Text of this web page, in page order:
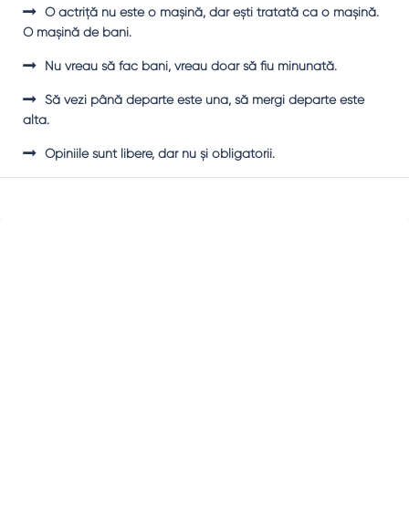
O actriţă nu este o maşină, dar eşti tratată ca o maşină.
O maşină de bani.
Nu vreau să fac bani, vreau doar să fiu minunată.
Să vezi până departe este una, să mergi departe este
alta.
Opiniile sunt libere, dar nu şi obligatorii.